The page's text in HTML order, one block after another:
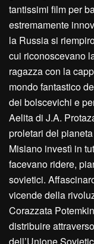
tantissimi film per
estremamente
la Russia si
cui riconoscevano
ragazza con la
mondo fantastico
dei bolscevichi e
Aelita di J.A.
proletari del
Misiano investì in
facevano ridere,
sovietici.
vicende della
Corazzata
distribuire
dell’Unione